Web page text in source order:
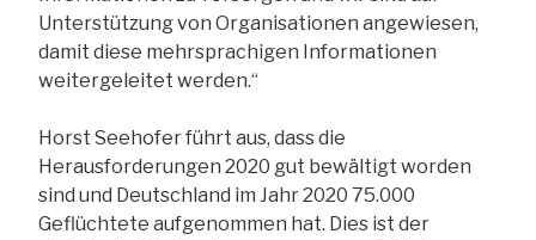
Unterstützung von Organisationen angewiesen,
damit diese mehrsprachigen Informationen
weitergeleitet werden.“
Horst Seehofer führt aus, dass die
Herausforderungen 2020 gut bewältigt worden
sind und Deutschland im Jahr 2020 75.000
Geflüchtete aufgenommen hat. Dies ist der